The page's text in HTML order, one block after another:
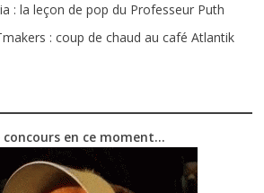
: la leçon de pop du Professeur Puth
: coup de chaud au café Atlantik
concours en ce moment…